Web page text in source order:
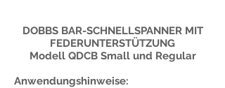
DOBBS BAR-SCHNELLSPANNER MIT
FEDERUNTERSTÜTZUNG
Modell QDCB Small und Regular
Anwendungshinweise: